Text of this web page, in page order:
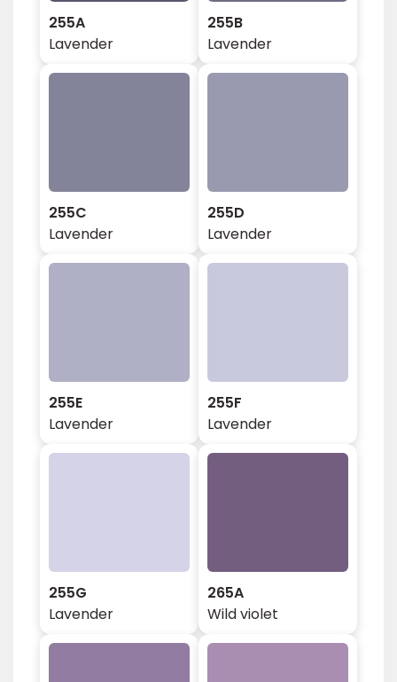
255A
Lavender
255B
Lavender
255C
Lavender
255D
Lavender
255E
Lavender
255F
Lavender
255G
Lavender
265A
Wild violet